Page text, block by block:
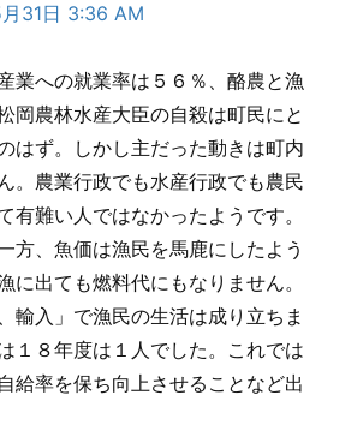
31日 3:36 AM
業への就業率は５６％、酪農と漁
岡農林水産大臣の自殺は町民にと
はず。しかし主だった動きは町内
。農業行政でも水産行政でも農民
有難い人ではなかったようです。
方、魚価は漁民を馬鹿にしたよう
に出ても燃料代にもなりません。
輸入」で漁民の生活は成り立ちま
１８年度は１人でした。これでは
給率を保ち向上させることなど出